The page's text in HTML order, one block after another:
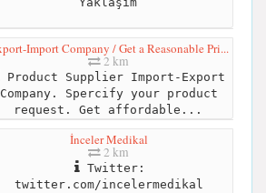
Import Company / Get a Reasonable Pri...
2 km
Product Supplier Import-Export
Company. Spercify your product
request. Get affordable...
İnceler Medikal
2 km
Twitter:
twitter.com/incelermedikal